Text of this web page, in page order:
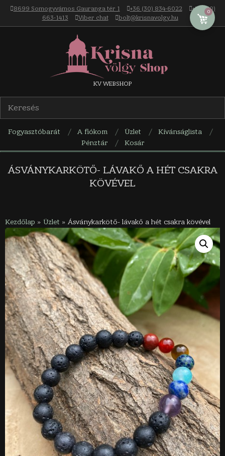
Skip
content
8699 Somogyvámos Gauranga tér 1 +36 (30) 834-6022
+36 (30)
663-1413
Viber chat bolt@krisnavolgy.hu
Krisna-
völgy
webáruház
KV WEBSHOP
Fogyasztóbarát A fiókom Üzlet
Kívánságlista
Pénztár
Kosár
MenuÁSVÁNYKARKÖTŐ- LÁVAKŐ A HÉT CSAKRA
KÖVÉVEL
Kezdőlap » Üzlet » Ásványkarkötő- lávakő a hét csakra kövével
0